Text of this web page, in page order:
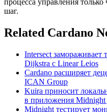
процесса управления
шаг.
Related Cardano
Intersect замораживает
Dijkstra с Linear Leios
Cardano расширяет
ICAN Group
Kuira приносит
в приложения Midnight
Midnight тестирует